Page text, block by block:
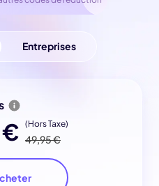
Entreprises
€ (Hors Taxe)
49,95 €